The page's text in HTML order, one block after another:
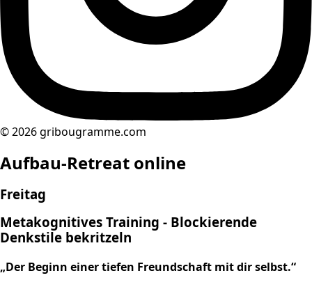
© 2026 gribougramme.com
Aufbau-Retreat online
Freitag
Metakognitives Training - Blockierende
Denkstile bekritzeln
„Der Beginn einer tiefen Freundschaft mit dir selbst.“